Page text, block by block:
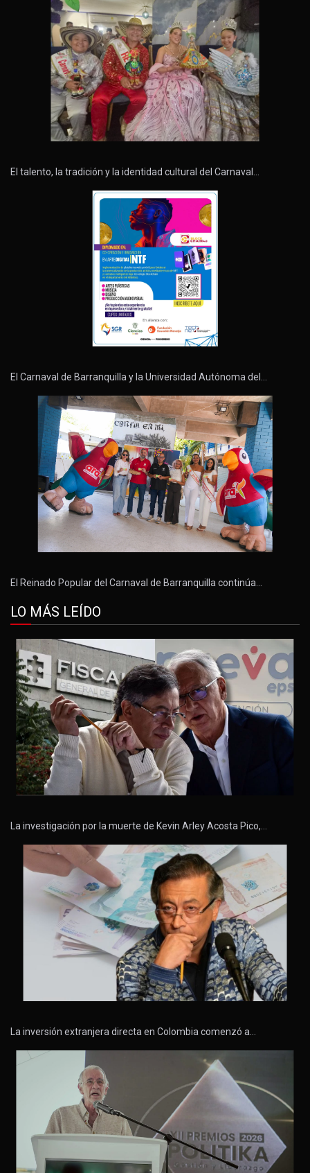
El talento, la tradición y la identidad cultural del Carnaval…
El Carnaval de Barranquilla y la Universidad Autónoma del…
El Reinado Popular del Carnaval de Barranquilla continúa…
LO MÁS LEÍDO
La investigación por la muerte de Kevin Arley Acosta Pico,…
La inversión extranjera directa en Colombia comenzó a…